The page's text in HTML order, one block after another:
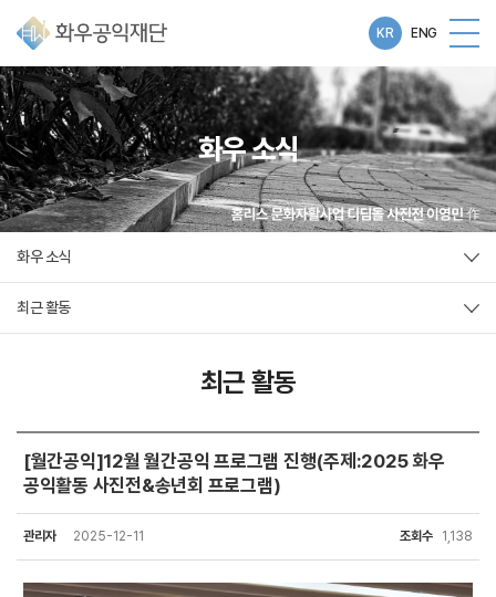
KR ENG
화우 소식
화우 소식
최근 활동
최근 활동
[월간공익]12월 월간공익 프로그램 진행(주제:2025 화우
공익활동 사진전&송년회 프로그램)
관리자 2025-12-11 조회수 1,138